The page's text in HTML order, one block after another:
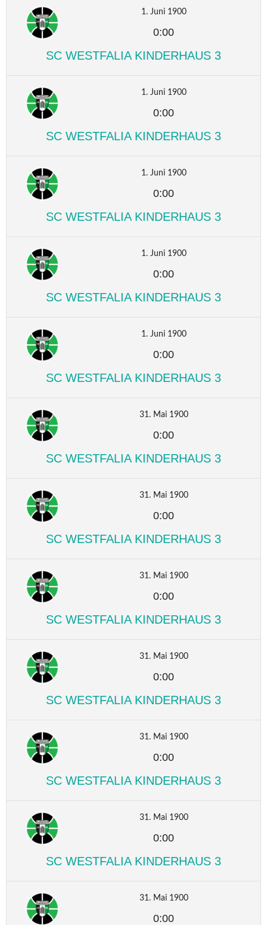
1. Juni 1900
0:00
SC WESTFALIA KINDERHAUS 3
1. Juni 1900
0:00
SC WESTFALIA KINDERHAUS 3
1. Juni 1900
0:00
SC WESTFALIA KINDERHAUS 3
1. Juni 1900
0:00
SC WESTFALIA KINDERHAUS 3
1. Juni 1900
0:00
SC WESTFALIA KINDERHAUS 3
31. Mai 1900
0:00
SC WESTFALIA KINDERHAUS 3
31. Mai 1900
0:00
SC WESTFALIA KINDERHAUS 3
31. Mai 1900
0:00
SC WESTFALIA KINDERHAUS 3
31. Mai 1900
0:00
SC WESTFALIA KINDERHAUS 3
31. Mai 1900
0:00
SC WESTFALIA KINDERHAUS 3
31. Mai 1900
0:00
SC WESTFALIA KINDERHAUS 3
31. Mai 1900
0:00